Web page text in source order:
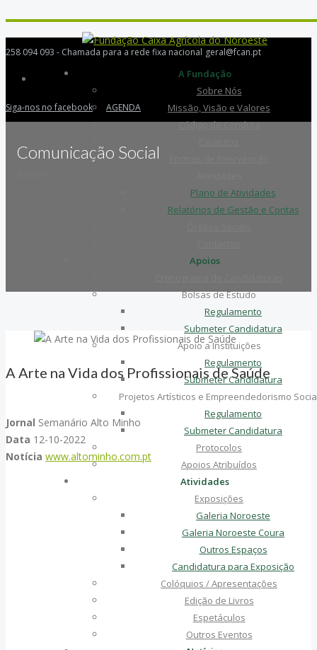
258 094 093 - Chamada para a rede fixa nacional geral@fcan.pt
Siga-nos no facebook AGENDA
A Fundação
Sobre Nós
Missão, Visão e Valores
Código de Conduta
Plano de Atividades
Relatórios de Gestão e Contas
Apoios
Bolsas de Estudo
Regulamento
Submeter Candidatura
Apoio a Instituições
Regulamento
Submeter Candidatura
Projetos Artísticos e Empreendedorismo
Regulamento
Submeter Candidatura
Protocolos
Apoios Atribuídos
Atividades
Exposições
Galeria Noroeste
Galeria Noroeste Coura
Outros Espaços
Candidatura para Exposição
Colóquios / Apresentações
Edição de Livros
Espetáculos
Outros Eventos
Comunicação Social
A Arte na Vida dos Profissionais de Saúde
Jornal Semanário Alto Minho
Data 12-10-2022
Notícia www.altominho.com.pt